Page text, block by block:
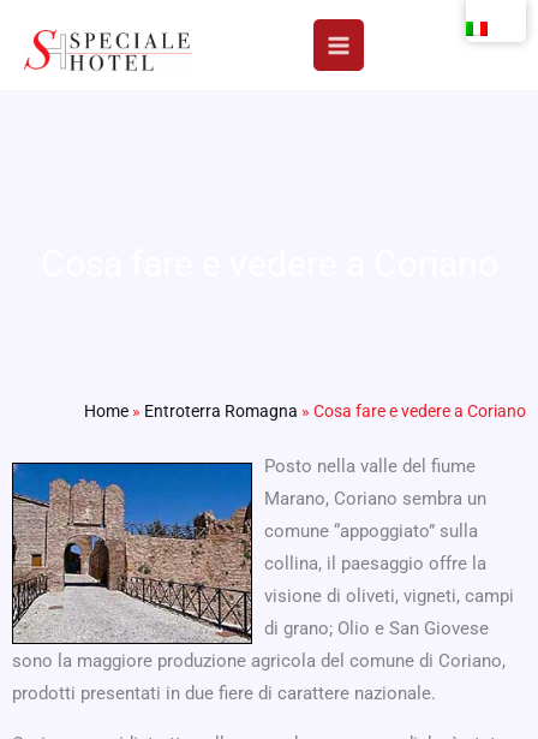
Home » Entroterra Romagna » Cosa fare e vedere a Coriano
Posto nella valle del fiume
Marano, Coriano sembra un
comune “appoggiato” sulla
collina, il paesaggio offre la
visione di oliveti, vigneti, campi
di grano; Olio e San Giovese
sono la maggiore produzione agricola del comune di Coriano,
prodotti presentati in due fiere di carattere nazionale.